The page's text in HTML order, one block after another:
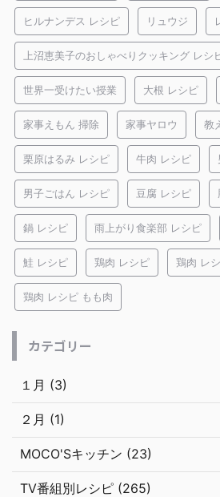
ヒルナンデス レシピ リュウジ
上沼恵美子のおしゃべりクッキング レシ
世界一受けたい授業 大根 レシピ
家事えもん 掃除 家事ヤロウ 教
栗原はるみ レシピ 牛肉 レシピ
男子ごはん レシピ 豆腐 レシピ
鍋 レシピ 雨上がり食楽部 レシピ
鮭 レシピ 鶏肉 レシピ 鶏肉 レ
鶏肉 レシピ もも肉
カテゴリー
１月 (3)
２月 (1)
MOCO'Sキッチン (23)
TV番組別レシピ (265)